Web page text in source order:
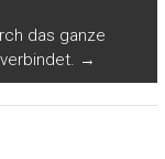
das ganze
→